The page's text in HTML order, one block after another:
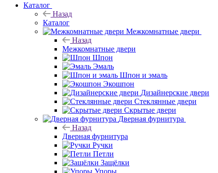
Каталог
Назад
Каталог
Межкомнатные двери
Назад
Межкомнатные двери
Шпон
Эмаль
Шпон и эмаль
Экошпон
Дизайнерские двери
Стеклянные двери
Скрытые двери
Дверная фурнитура
Назад
Дверная фурнитура
Ручки
Петли
Защёлки
Упоры